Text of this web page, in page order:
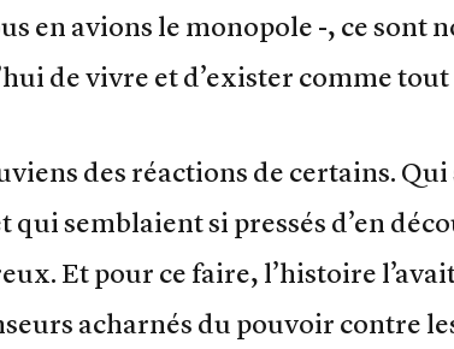
en avions le monopole -, ce sont
de vivre et d’exister comme
des réactions de certains.
qui semblaient si pressés d’en
Et pour ce faire, l’histoire
acharnés du pouvoir contre